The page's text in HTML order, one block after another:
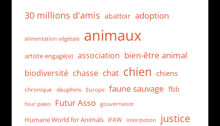
30 millions d'amis abattoir adoption
alimentation végétale animaux
artiste engagé(e) association bien-être animal
biodiversité chasse chat chien chiens
chronique dauphins Europe faune sauvage fbb
four paws Futur Asso gouvernance
Humane World for Animals IFAW interdiction justice